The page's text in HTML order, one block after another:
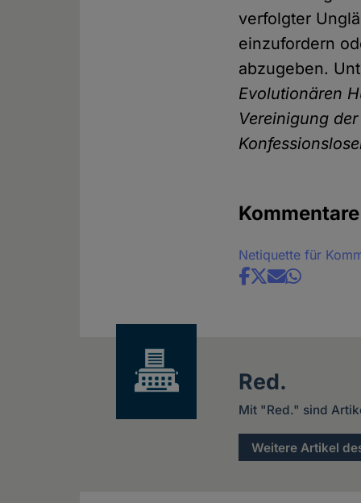
verfolgter
einzufordern
abzugeben.
Evolutionären
Vereinigung
Kommentare
Netiquette für
Share
Red.
Mit "Red." sind
Weitere Artikel